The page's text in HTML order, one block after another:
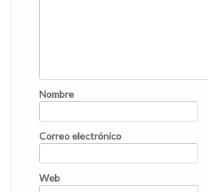
Nombre
Correo electrónico
Web